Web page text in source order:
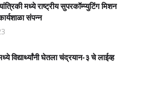
मध्ये राष्ट्रीय सुपरकॉम्प्युटिंग मिशन
संपन्न
विद्यार्थ्यांनी घेतला चंद्रयान-३ चे लाईव्ह